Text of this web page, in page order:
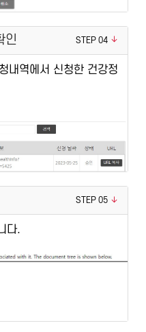
인 STEP 04
내역에서 신청한 건강정
STEP 05
다.